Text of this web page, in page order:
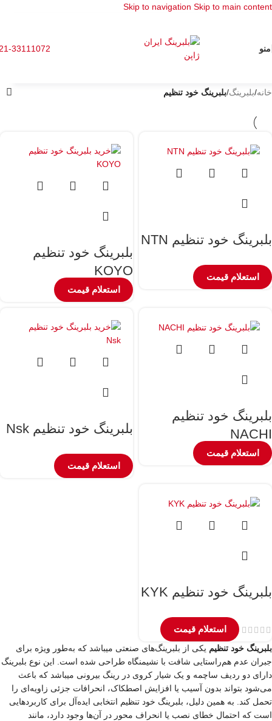
Skip to navigation Skip to main content
منو 33111072
خانه/بلبرینگ/بلبرینگ خود تنظیم
بلبرینگ خود تنظیم NTN
استعلام قیمت
بلبرینگ خود تنظیم
KOYO
استعلام قیمت
بلبرینگ خود تنظیم
NACHI
استعلام قیمت
بلبرینگ خود تنظیم Nsk
استعلام قیمت
بلبرینگ خود تنظیم KYK
استعلام قیمت
بلبرینگ خود تنظیم یکی از بلبرینگ‌های صنعتی میباشد که به‌طور ویژه برای
جبران عدم هم‌راستایی شافت با نشیمنگاه طراحی شده است. این نوع بلبرینگ
دارای دو ردیف ساچمه و یک شیار کروی در رینگ بیرونی میباشد که باعث
می‌شود بتواند بدون آسیب یا افزایش اصطکاک، انحرافات جزئی زاویه‌ای را
تحمل کند. به همین دلیل، بلبرینگ خود تنظیم انتخابی ایده‌آل برای کاربردهایی
است که احتمال خطای نصب یا انحراف محور در آن‌ها وجود دارد، مانند